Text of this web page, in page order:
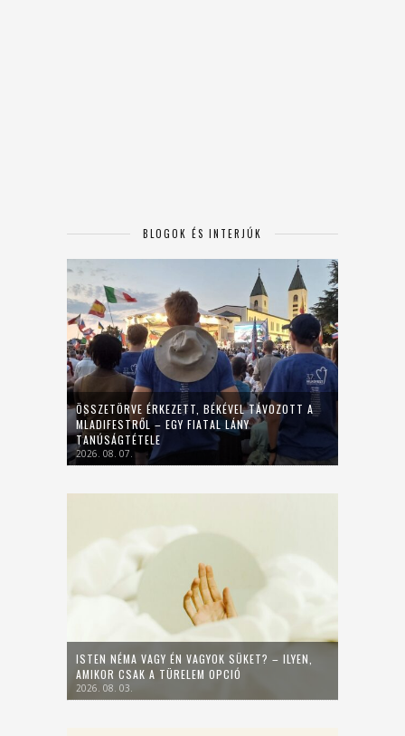
BLOGOK ÉS INTERJÚK
ÖSSZETÖRVE ÉRKEZETT, BÉKÉVEL TÁVOZOTT A
MLADIFESTRŐL – EGY FIATAL LÁNY
TANÚSÁGTÉTELE
2026. 08. 07.
ISTEN NÉMA VAGY ÉN VAGYOK SÜKET? – ILYEN,
AMIKOR CSAK A TÜRELEM OPCIÓ
2026. 08. 03.